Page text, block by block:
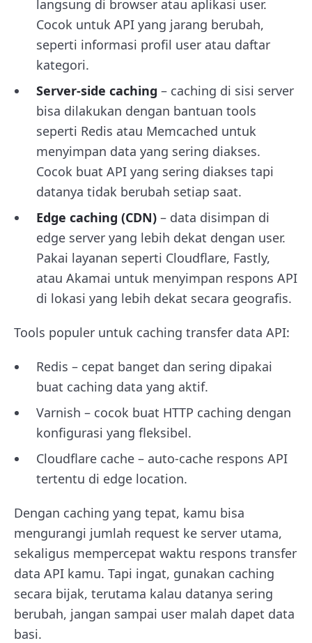
langsung di browser atau aplikasi user.
Cocok untuk API yang jarang berubah,
seperti informasi profil user atau daftar
kategori.
Server-side caching – caching di sisi server
bisa dilakukan dengan bantuan tools
seperti Redis atau Memcached untuk
menyimpan data yang sering diakses.
Cocok buat API yang sering diakses tapi
datanya tidak berubah setiap saat.
Edge caching (CDN) – data disimpan di
edge server yang lebih dekat dengan user.
Pakai layanan seperti Cloudflare, Fastly,
atau Akamai untuk menyimpan respons API
di lokasi yang lebih dekat secara geografis.
Tools populer untuk caching transfer data API:
Redis – cepat banget dan sering dipakai
buat caching data yang aktif.
Varnish – cocok buat HTTP caching dengan
konfigurasi yang fleksibel.
Cloudflare cache – auto-cache respons API
tertentu di edge location.
Dengan caching yang tepat, kamu bisa
mengurangi jumlah request ke server utama,
sekaligus mempercepat waktu respons transfer
data API kamu. Tapi ingat, gunakan caching
secara bijak, terutama kalau datanya sering
berubah, jangan sampai user malah dapet data
basi.